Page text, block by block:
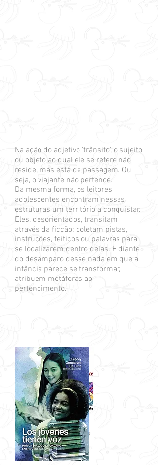
Na ação do adjetivo 'trânsito', o sujeito
ou objeto ao qual ele se refere não
reside, mas está de passagem. Ou
seja, o viajante não pertence.
Da mesma forma, os leitores
adolescentes encontram nessas
estruturas um território a conquistar.
Eles, desorientados, transitam
através da ficção; coletam pistas,
instruções, feitiços ou palavras para
se localizarem dentro delas. E diante
do desamparo desse nada em que a
infância parece se transformar,
atribuem metáforas ao
pertencimento.